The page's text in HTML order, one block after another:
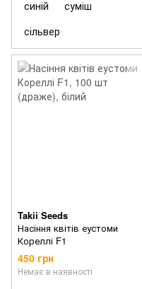
синій
суміш
сільвер
Takii Seeds
Насіння квітів еустоми
Кореллі F1
450 грн
Немає в наявності